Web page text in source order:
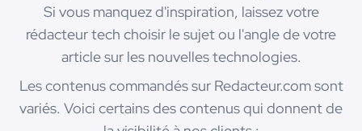
Si vous manquez d'inspiration, laissez votre
rédacteur tech choisir le sujet ou l'angle de votre
article sur les nouvelles technologies.
Les contenus commandés sur Redacteur.com sont
variés. Voici certains des contenus qui donnent de